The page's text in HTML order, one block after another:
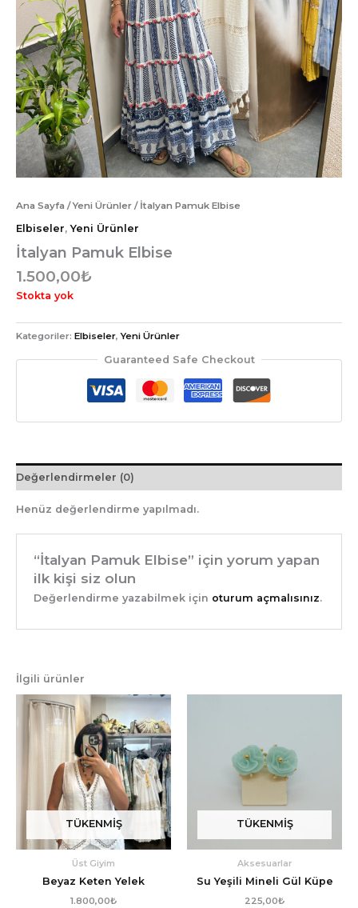
Ana Sayfa /Yeni Ürünler / İtalyan Pamuk Elbise
Elbiseler,Yeni Ürünler
İtalyan Pamuk Elbise
1.500,00₺
Stokta yok
Kategoriler: Elbiseler,Yeni Ürünler
Guaranteed Safe Checkout
Değerlendirmeler (0)
Henüz değerlendirme yapılmadı.
“İtalyan Pamuk Elbise” için yorum yapan
ilk kişi siz olun
Değerlendirme yazabilmek için oturum açmalısınız.
İlgili ürünler
TÜKENMIŞ
Üst Giyim
Beyaz Keten Yelek
1.800,00₺
TÜKENMIŞ
Aksesuarlar
Su Yeşili Mineli Gül Küpe
225,00₺